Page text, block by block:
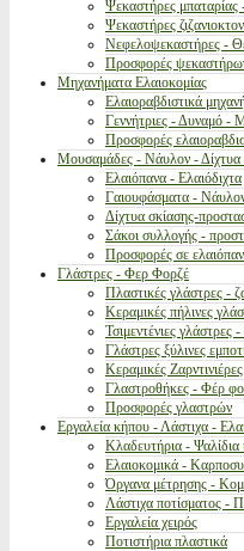
Ψεκαστήρες μπαταρίας
Ψεκαστήρες
Νεφελοψεκαστήρες -
Προσφορές
Μηχανήματα Ελαιοκομίας
Ελαιοραβδιστικά
Γεννήτριες - Δυναμό -
Προσφορές
Μουσαμάδες - Νάυλον - Δίχτυα
Ελαιόπανα - Ελαιόδιχτα
Γαιουφάσματα -
Δίχτυα σκίασης-
Σάκοι συλλογής -
Προσφορές σε
Γλάστρες - Φερ Φορζέ
Πλαστικές γλάστρες -
Κεραμικές πήλινες
Τσιμεντένιες γλάστρες -
Γλάστρες ξύλινες
Κεραμικές Ζαρντινιέρες
Γλαστροθήκες - Φέρ
Προσφορές γλαστρών
Εργαλεία κήπου - Λάστιχα -
Κλαδευτήρια -
Ελαιοκομικά -
Όργανα μέτρησης -
Λάστιχα ποτίσματος -
Εργαλεία χειρός
Ποτιστήρια πλαστικά